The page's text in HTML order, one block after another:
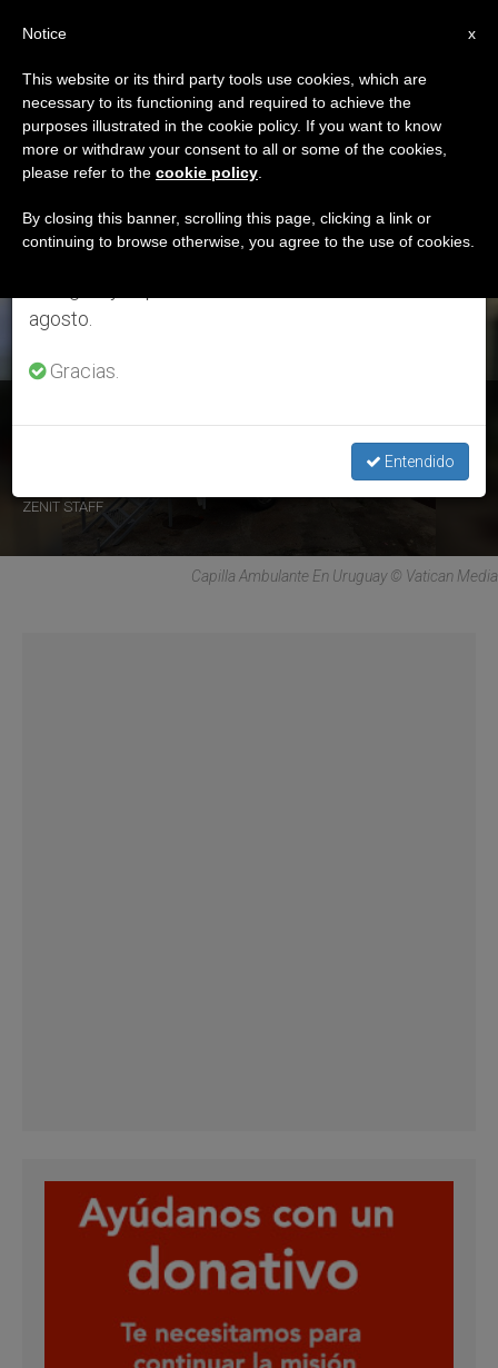
ETIQUETA
Posts Tagged ‘acercar
A La Iglesia’
ÚLTIMAS NOTICIAS
ZENIT STAFF
Capilla Ambulante En Uruguay © Vatican Media
×
Aviso importante
Del 27 de julio al 7 de agosto haremos la pausa
anual, aprovechando que en el periodo de verano
se generan menos informaciones y también el
agosto.
Gracias.
Entendido
x
Notice
This website or its third party tools use cookies, which are
necessary to its functioning and required to achieve the
purposes illustrated in the cookie policy. If you want to know
more or withdraw your consent to all or some of the cookies,
please refer to the cookie policy
By closing this banner, scrolling this page, clicking a link or
continuing to browse otherwise, you agree to the use of cookies.